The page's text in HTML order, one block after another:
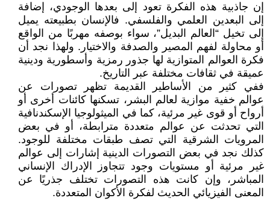
إن جاذبية هذه الفكرة تعود إلى بعدها الوجودي، إضافة
إلى البعدين العلمي والفلسفي. فالإنسان بطبيعته يميل
إلى تخيل “العالم البديل”، سواء بوصفه مهربًا من الواقع
أو محاولة لفهم المصير والصدفة والاختيار. ولهذا نجد أن
فكرة العوالم المتوازية لها جذور رمزية وأسطورية ودينية
عميقة في ثقافات مختلفة عبر التاريخ.
ففي كثير من الأساطير القديمة تظهر تصورات عن
عوالم خفية موازية لعالم البشر، تسكنها كائنات أخرى أو
أرواح أو قوى غير مرئية، كما في الميثولوجيا الإسكندنافية
التي تحدثت عن عوالم متعددة مترابطة، أو في بعض
المرويات الشرقية التي تصف طبقات مختلفة للوجود.
كذلك نجد في بعض التصورات الدينية إشارات إلى عوالم
غير مرئية أو مستويات وجود تتجاوز الإدراك الإنساني
المباشر، وإن كانت هذه التصورات تختلف جذريًا عن
المعنى الفيزيائي الحديث لفكرة الأكوان المتعددة.